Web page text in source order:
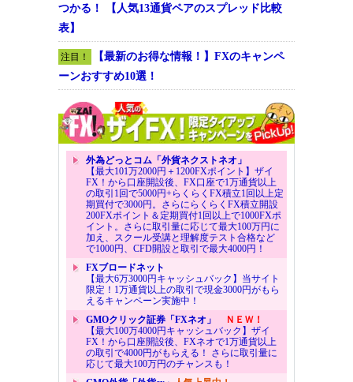
つかる！ 【人気13通貨ペアのスプレッド比較
表】
注目！
【最新のお得な情報！】FXのキャンペ
ーンおすすめ10選！
外為どっとコム「外貨ネクストネオ」
【最大101万2000円＋1200FXポイント】ザイ
FX！から口座開設後、FX口座で1万通貨以上
の取引1回で5000円+らくらくFX積立1回以上定
期買付で3000円。さらにらくらくFX積立開設
200FXポイント＆定期買付1回以上で1000FXポ
イント。さらに取引量に応じて最大100万円に
加え、スクール受講と理解度テスト合格など
で1000円、CFD開設と取引で最大4000円！
FXブロードネット
【最大6万3000円キャッシュバック】当サイト
限定！1万通貨以上の取引で現金3000円がもら
えるキャンペーン実施中！
GMOクリック証券「FXネオ」
ＮＥＷ！
【最大100万4000円キャッシュバック】ザイ
FX！から口座開設後、FXネオで1万通貨以上
の取引で4000円がもらえる！ さらに取引量に
応じて最大100万円のチャンスも！